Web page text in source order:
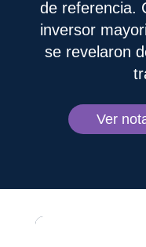
de referencia.
inversor
se revelaron
Ver